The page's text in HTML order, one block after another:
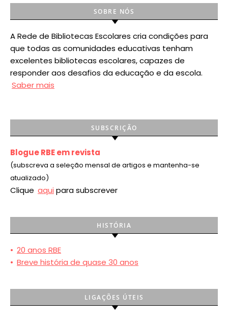
SOBRE NÓS
A Rede de Bibliotecas Escolares cria condições para
que todas as comunidades educativas tenham
excelentes bibliotecas escolares, capazes de
responder aos desafios da educação e da escola.
Saber mais
SUBSCRIÇÃO
Blogue RBE em revista
(subscreva a seleção mensal de artigos e mantenha-se
atualizado)
Clique aqui para subscrever
HISTÓRIA
• 20 anos RBE
• Breve história de quase 30 anos
LIGAÇÕES ÚTEIS